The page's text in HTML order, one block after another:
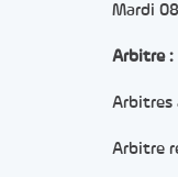
Mardi
Arbitre :
Arbitres
Arbitre